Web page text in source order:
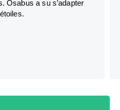
Osabus a su s’adapter